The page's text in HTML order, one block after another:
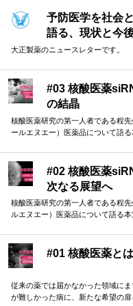
予防医学を社会
語る、現状と今
大正製薬のニュースレターです。
#03 核酸医薬
の結晶
核酸医薬研究の第一人者である程
ールエヌエー）医薬品について語
#02 核酸医薬
次なる展望へ
核酸医薬研究の第一人者である程
ルエヌエー）医薬品について語る
#01 核酸医薬と
従来の薬では届かなかった領域に
が難しかった病に、新たな希望の